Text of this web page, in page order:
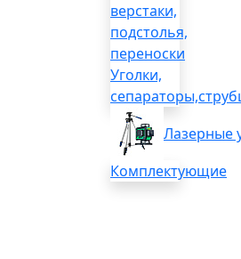
верстаки,
подстолья,
переноски
Уголки,
Лазерные
Комплектующие